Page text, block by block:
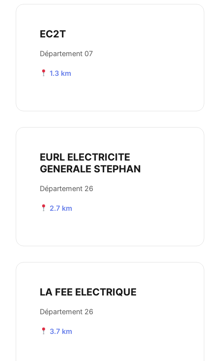
EC2T
Département 07
1.3 km
EURL ELECTRICITE
GENERALE STEPHAN
Département 26
2.7 km
LA FEE ELECTRIQUE
Département 26
3.7 km